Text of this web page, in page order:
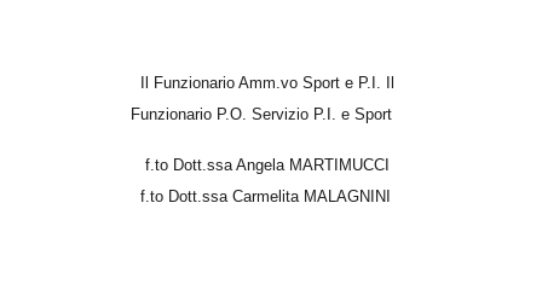
Il Funzionario Amm.vo Sport e P.I. Il
Funzionario P.O. Servizio P.I. e Sport
f.to Dott.ssa Angela MARTIMUCCI
f.to Dott.ssa Carmelita MALAGNINI